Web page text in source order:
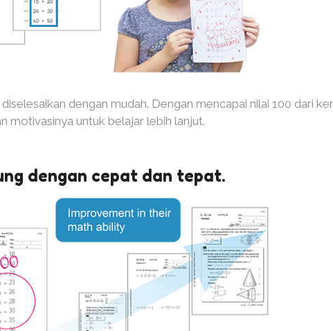
dengan mudah. Dengan mencapai nilai 100 dari
motivasinya untuk belajar lebih lanjut.
dengan cepat dan tepat.